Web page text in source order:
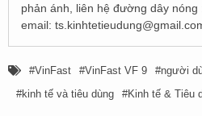
phản ánh, liên hệ đường dây
email:
VinFast VinFast VF 9 người
kinh tế và tiêu dùng
Kinh tế & Tiêu